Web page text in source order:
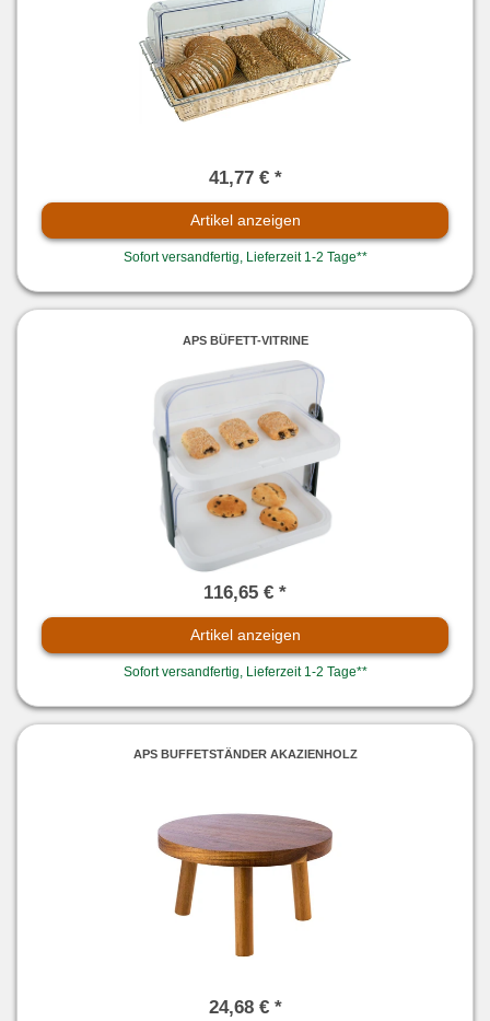
41,77 € *
Artikel anzeigen
Sofort versandfertig, Lieferzeit 1-2 Tage**
APS BÜFETT-VITRINE
116,65 € *
Artikel anzeigen
Sofort versandfertig, Lieferzeit 1-2 Tage**
APS BUFFETSTÄNDER AKAZIENHOLZ
24,68 € *